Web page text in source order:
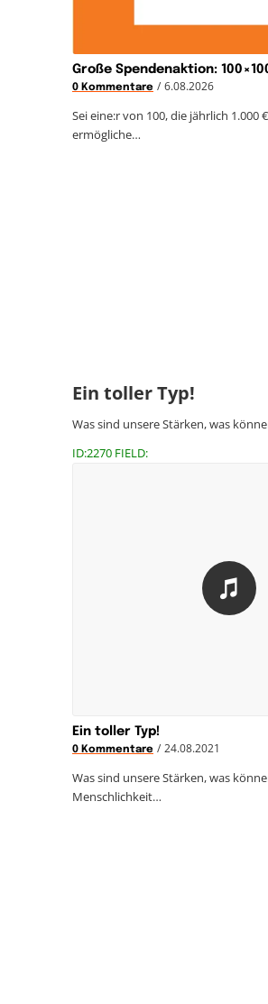
Große Spendenaktion:
0 Kommentare / 6.08.2026
Sei eine:r von 100, die jährlich 1.000
ermögliche…
Ein toller Typ!
Was sind unsere Stärken, was
ID:2270 FIELD:
Ein toller Typ!
0 Kommentare / 24.08.2021
Was sind unsere Stärken, was
Menschlichkeit…